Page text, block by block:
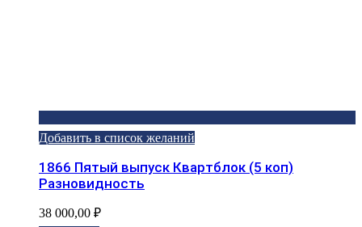
Добавить в список желаний
1866 Пятый выпуск Квартблок (5 коп)
Разновидность
38 000,00 ₽